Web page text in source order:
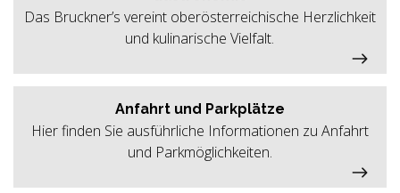
Das Bruckner’s vereint oberösterreichische Herzlichkeit
und kulinarische Vielfalt.
Anfahrt und Parkplätze
Hier finden Sie ausführliche Informationen zu Anfahrt
und Parkmöglichkeiten.